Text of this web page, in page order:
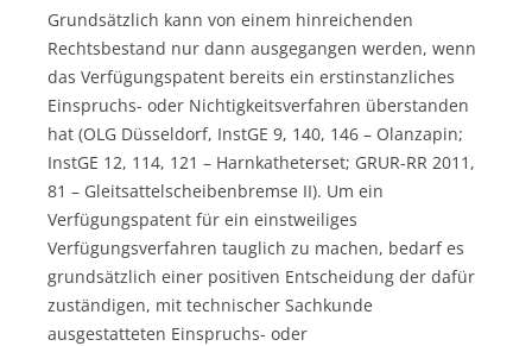
Grundsätzlich kann von einem hinreichenden
Rechtsbestand nur dann ausgegangen werden, wenn
das Verfügungspatent bereits ein erstinstanzliches
Einspruchs- oder Nichtigkeitsverfahren überstanden
hat (OLG Düsseldorf, InstGE 9, 140, 146 – Olanzapin;
InstGE 12, 114, 121 – Harnkatheterset; GRUR-RR 2011,
81 – Gleitsattelscheibenbremse II). Um ein
Verfügungspatent für ein einstweiliges
Verfügungsverfahren tauglich zu machen, bedarf es
grundsätzlich einer positiven Entscheidung der dafür
zuständigen, mit technischer Sachkunde
ausgestatteten Einspruchs- oder